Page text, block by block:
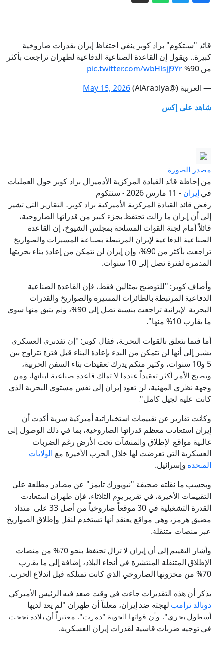
في فرنسا، لكن من المسؤول؟
مباشر - حرب إيران تستنزف مخزون
واشنطن من الأسلحة.. وبزشكيان يكشف
تفاصيل إحباط "خطة الغزو البري"
بعيدا عن الأنظار.. الاحتلال يوافق على البدء
هرمز
قائد "سنتكوم" براد كوبر ينفي احتفاظ إيران بقدرات صاروخية
كبيرة.. ويقول إن القاعدة الصناعية الدفاعية لطهران تراجعت بأكثر
من 90%
pic.twitter.com/wbHlsjj9Yr
— العربية (@AlArabiya)
May 15, 2026
شاهد على إكس
مصدر الصورة
من إحاطة قائد القيادة المركزية الأدميرال براد كوبر حول العمليات
في إيران - 11 مارس 2026 - سنتكوم
رفض قائد القيادة المركزية الأميركية براد كوبر، التقارير التي تشير
إلى أن إيران ما زالت تحتفظ بجزء كبير من قدراتها الصاروخية،
قائلاً أمام لجنة القوات المسلحة بمجلس الشيوخ، إن القاعدة
الصناعية الدفاعية لإيران المرتبطة بصناعة المسيرات والصواريخ
تراجعت بأكثر من 90%، وإن إيران لن تتمكن من إعادة بناء بحريتها
المدمرة لفترة تصل إلى 10 سنوات.
وأضاف كوبر: "للتوضيح بمثالين فقط، فإن القاعدة الصناعية
الدفاعية المرتبطة بالطائرات المسيرة والصواريخ والقدرات
البحرية الإيرانية تراجعت بنسبة تصل إلى 90%، ولم يتبق منها سوى
ما يقارب 10% منها".
أما فيما يتعلق بالقوات البحرية، فقال كوبر: "إن تقديري العسكري
يشير إلى أنها لن تتمكن من البدء بإعادة البناء قبل فترة تتراوح بين
5 و10 سنوات، وكثير منكم يدرك تعقيدات بناء السفن الحربية،
ويصبح الأمر أكثر تعقيداً عندما لا تملك قاعدة صناعية لبنائها، ومن
وجهة نظري المهنية، لن تعود إيران إلى نفس مستوى البحرية الذي
كانت عليه لجيل كامل".
وكانت تقارير عن تقييمات استخباراتية أميركية سرية أكدت أن
إيران استعادت معظم قدراتها الصاروخية، بما في ذلك الوصول إلى
غالبية مواقع الإطلاق والمنشآت تحت الأرض رغم الضربات
العسكرية التي تعرضت لها خلال الحرب الأخيرة مع الولايات
المتحدة وإسرائيل.
وبحسب ما نقلته صحيفة "نيويورك تايمز" عن مصادر مطلعة على
التقييمات الأخيرة، في تقرير يوم الثلاثاء، فإن طهران استعادت
القدرة التشغيلية في 30 موقعاً صاروخياً من أصل 33 على امتداد
مضيق هرمز، وهي مواقع يعتقد أنها تستخدم لنقل وإطلاق الصواريخ
عبر منصات متنقلة.
وأشار التقييم إلى أن إيران لا تزال تحتفظ بنحو 70% من منصات
الإطلاق المتنقلة المنتشرة في أنحاء البلاد، إضافة إلى ما يقارب
70% من مخزونها الصاروخي الذي كانت تمتلكه قبل اندلاع الحرب.
يذكر أن هذه التقديرات جاءت في وقت صعد فيه الرئيس الأميركي
دونالد ترامب لهجته ضد إيران، معلناً أن طهران "لم يعد لديها
أسطول بحري"، وأن قواتها الجوية "دمرت"، معتبراً أن بلاده نجحت
في توجيه ضربات قاسية لقدرات إيران العسكرية.